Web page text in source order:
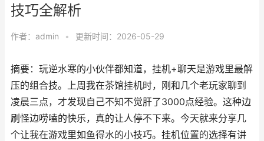
技巧全解析
作者： admin • 更新时间：2026-05-29
摘要：玩逆水寒的小伙伴都知道，挂机+聊天是游戏里最解
压的组合技。上周我在茶馆挂机时，刚和几个老玩家聊到
凌晨三点，才发现自己不知不觉肝了3000点经验。这种边
刷怪边唠嗑的快乐，真的让人停不下来。今天就来分享几
个让我在游戏里如鱼得水的小技巧。挂机位置的选择有讲